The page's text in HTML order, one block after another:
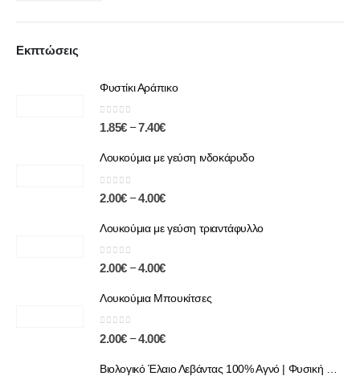
Εκπτώσεις
Φυστίκι Αράπικο
0 out of 5
1.85€ – 7.40€
Λουκούμια με γεύση ινδοκάρυδο
0out of 5
2.00€ – 4.00€
Λουκούμια με γεύση τριαντάφυλλο
0out of 5
2.00€ – 4.00€
Λουκούμια Μπουκίτσες
0out of 5
2.00€ – 4.00€